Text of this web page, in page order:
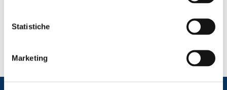
Statistiche
Marketing